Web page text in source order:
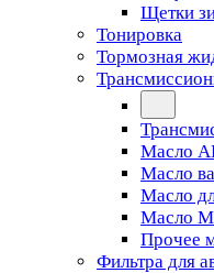
Щетки
Тонировка
Тормозная
Масло
Масло
Масло
Масло
Прочее
Фильтра для